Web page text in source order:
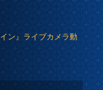
ン』ライブカメラ動